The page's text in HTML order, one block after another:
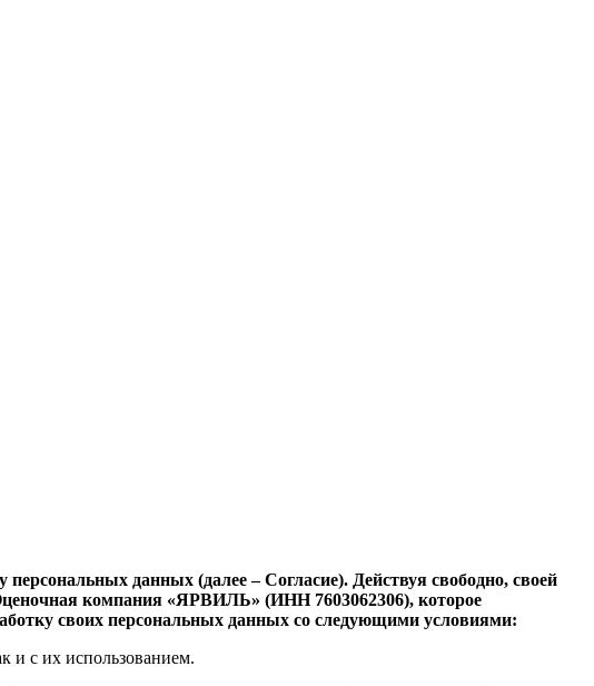
данных (далее – Согласие). Действуя свободно, своей
компания «ЯРВИЛЬ» (ИНН 7603062306), которое
своих персональных данных со следующими условиями:
и с их использованием.